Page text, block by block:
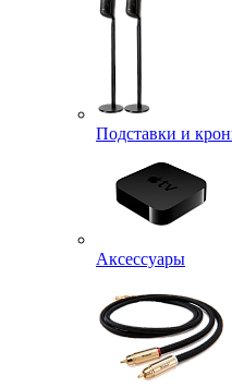
Подставки и
Аксессуары